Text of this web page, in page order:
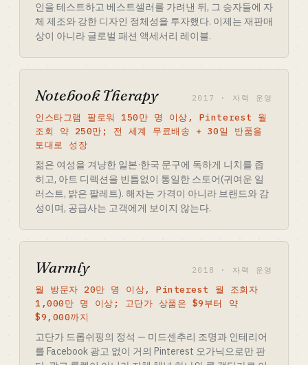
인을 테스트하고 베스트셀러를 가려낸 뒤, 그 승자들에 자
체 제조와 강한 디자인 정체성을 투자했다. 이제는 재판매
상이 아니라 글로벌 패션 액세서리 레이블.
Notebook Therapy 2017 · 자력 운영
인스타그램 팔로워 150만 명 이상, Pinterest 월
조회 약 250만; 전 세계 무료배송 + 30일 반품을
토대로 성장
젊은 여성을 겨냥한 일본·한국 문구에 독하게 니치를 좁
히고, 아트 디렉션을 빈틈없이 통일한 스토어(귀여운 일
러스트, 밝은 팔레트). 해자는 가격이 아니라 브랜드와 감
성이며, 공급사는 고객에게 보이지 않는다.
Warmly 2018 · 자력 운영
월 방문자 20만 명 이상, Pinterest 월 조회자
1,000만 명 이상; 고단가 상품은 $9부터 약
$9,000까지
고단가 드롭쉬핑의 정석 — 미드센추리 조명과 인테리어
를 Facebook 광고 없이 거의 Pinterest 오가닉으로만 판